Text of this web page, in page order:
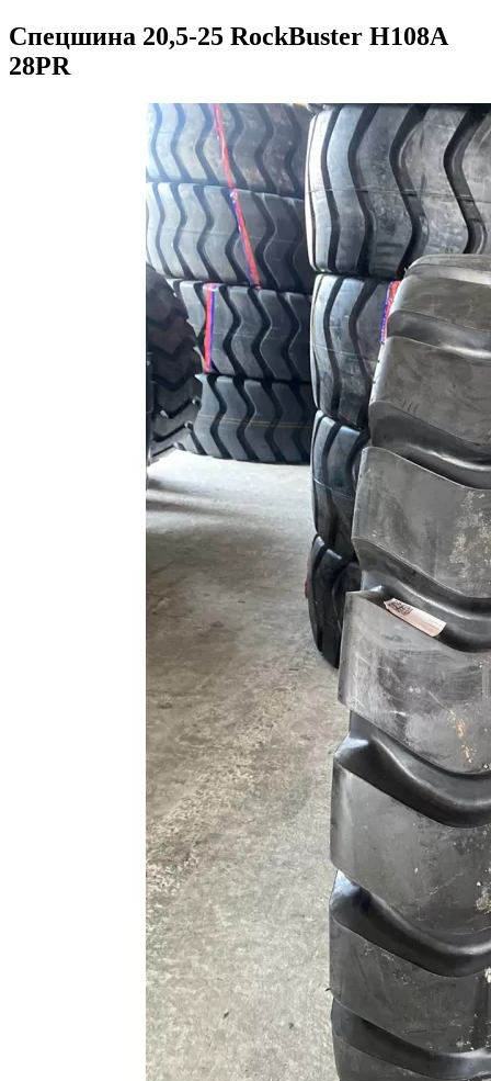
Спецшина 20,5-25 RockBuster Н108A
28PR